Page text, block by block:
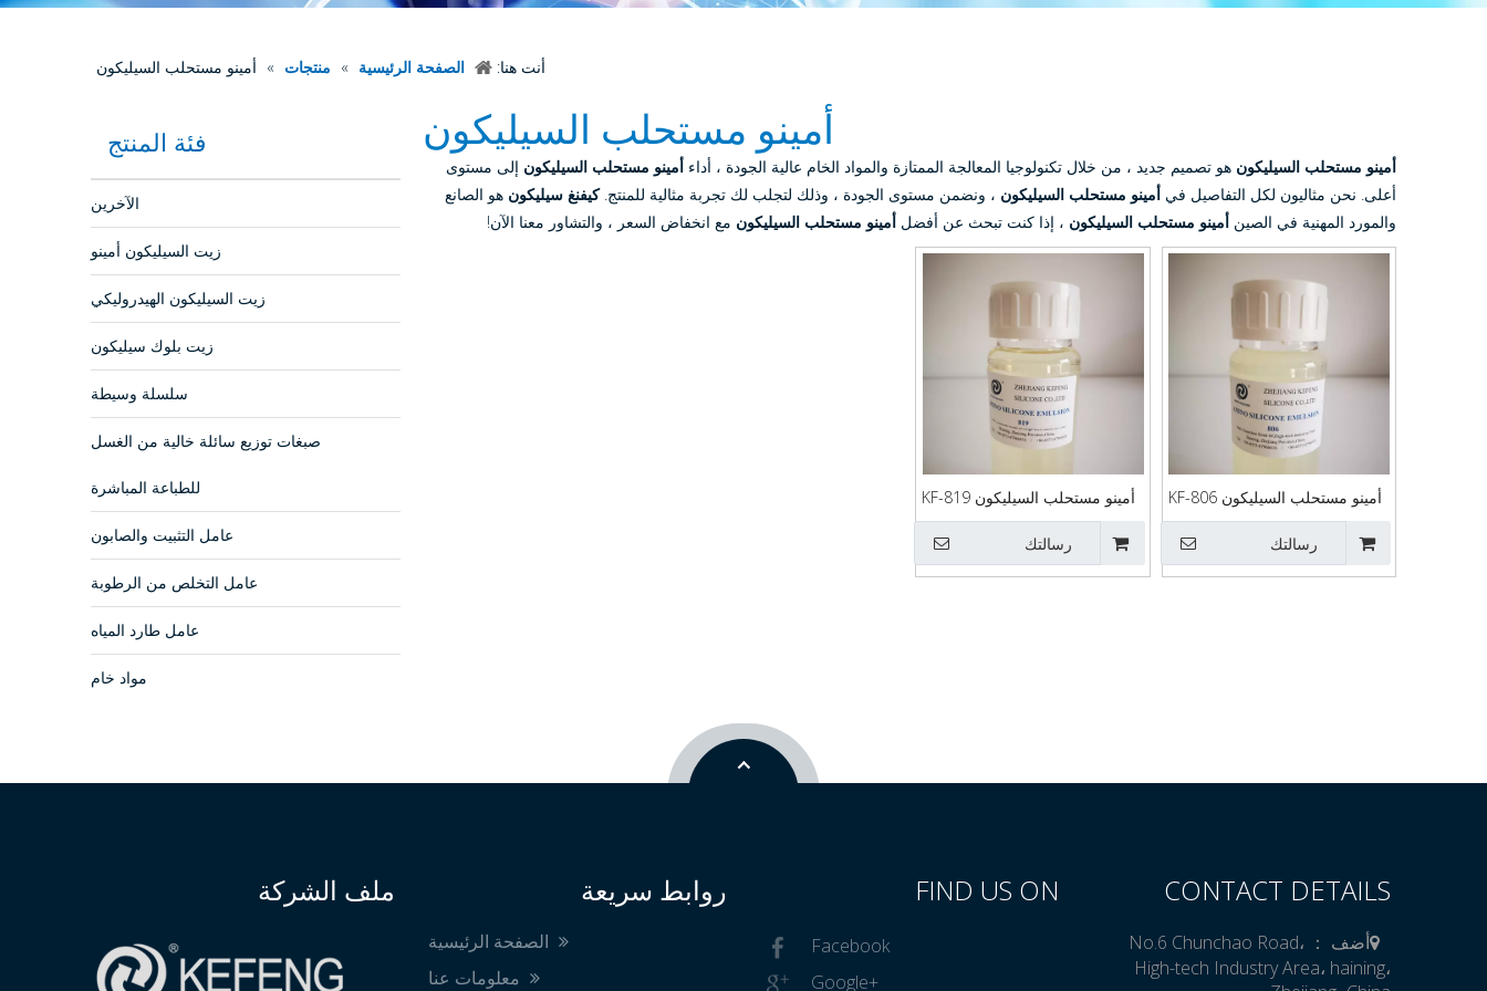
أنت هنا: الصفحة الرئيسية » منتجات » أمينو مستحلب السيليكون
فئة المنتج
الآخرين
زيت السيليكون أمينو
زيت السيليكون الهيدروليكي
زيت بلوك سيليكون
سلسلة وسيطة
صبغات توزيع سائلة خالية من الغسل
للطباعة المباشرة
عامل التثبيت والصابون
عامل التخلص من الرطوبة
عامل طارد المياه
مواد خام
أمينو مستحلب السيليكون
أمينو مستحلب السيليكون هو تصميم جديد ، من خلال تكنولوجيا المعالجة الممتازة والمواد الخام عالية الجودة ، أداء أمينو مستحلب السيليكون إلى مستوى
أعلى. نحن مثاليون لكل التفاصيل في أمينو مستحلب السيليكون ، ونضمن مستوى الجودة ، وذلك لتجلب لك تجربة مثالية للمنتج.كيفنغ سيليكون هو الصانع
والمورد المهنية في الصين أمينو مستحلب السيليكون ، إذا كنت تبحث عن أفضل أمينو مستحلب السيليكون مع انخفاض السعر ، والتشاور معنا الآن!
أمينو مستحلب السيليكون KF-806
رسالتك
أمينو مستحلب السيليكون KF-819
رسالتك
ملف الشركة روابط سريعة FIND US ON
Facebook
Google+
CONTACT DETAILS
أضف ： No.6 Chunchao Road،
High-tech Industry Area، haining،